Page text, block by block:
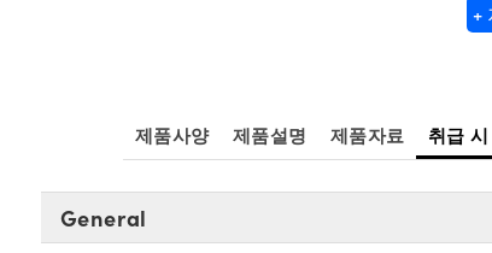
+
제품사양 제품설명 제품자료 취급
General